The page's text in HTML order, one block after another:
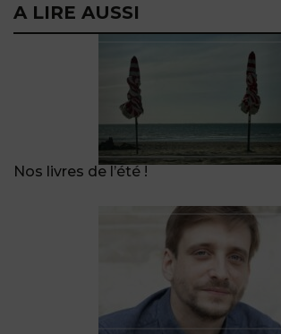
A LIRE AUSSI
Nos livres de l’été !